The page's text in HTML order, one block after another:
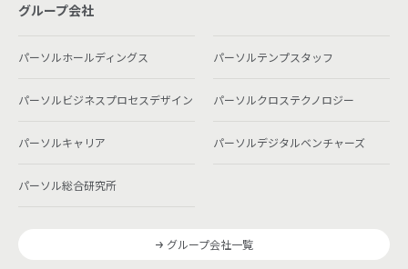
グループ会社
パーソルホールディングス パーソルテンプスタッフ
パーソルビジネスプロセスデザイン パーソルクロステクノロジー
パーソルキャリア パーソルデジタルベンチャーズ
パーソル総合研究所
グループ会社一覧